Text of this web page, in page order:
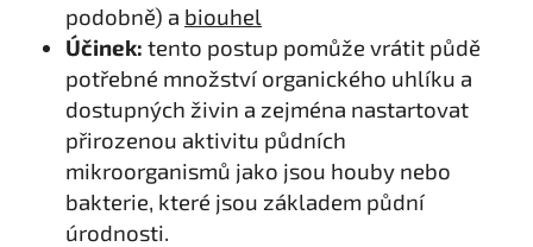
podobně) a biouhel
Účinek: tento postup pomůže vrátit půdě
potřebné množství organického uhlíku a
dostupných živin a zejména nastartovat
přirozenou aktivitu půdních
mikroorganismů jako jsou houby nebo
bakterie, které jsou základem půdní
úrodnosti.